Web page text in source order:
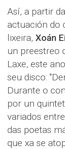
Así, a partir
actuación do
lixeira, Xoán
un preestreo
Laxe, este
seu disco:
Durante o
por un
variados
das poetas
que xa se